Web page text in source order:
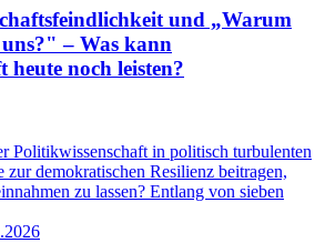
und „Warum
– Was kann
heute noch leisten?
Politikwissenschaft in politisch turbulenten
zur demokratischen Resilienz beitragen,
zu lassen? Entlang von sieben